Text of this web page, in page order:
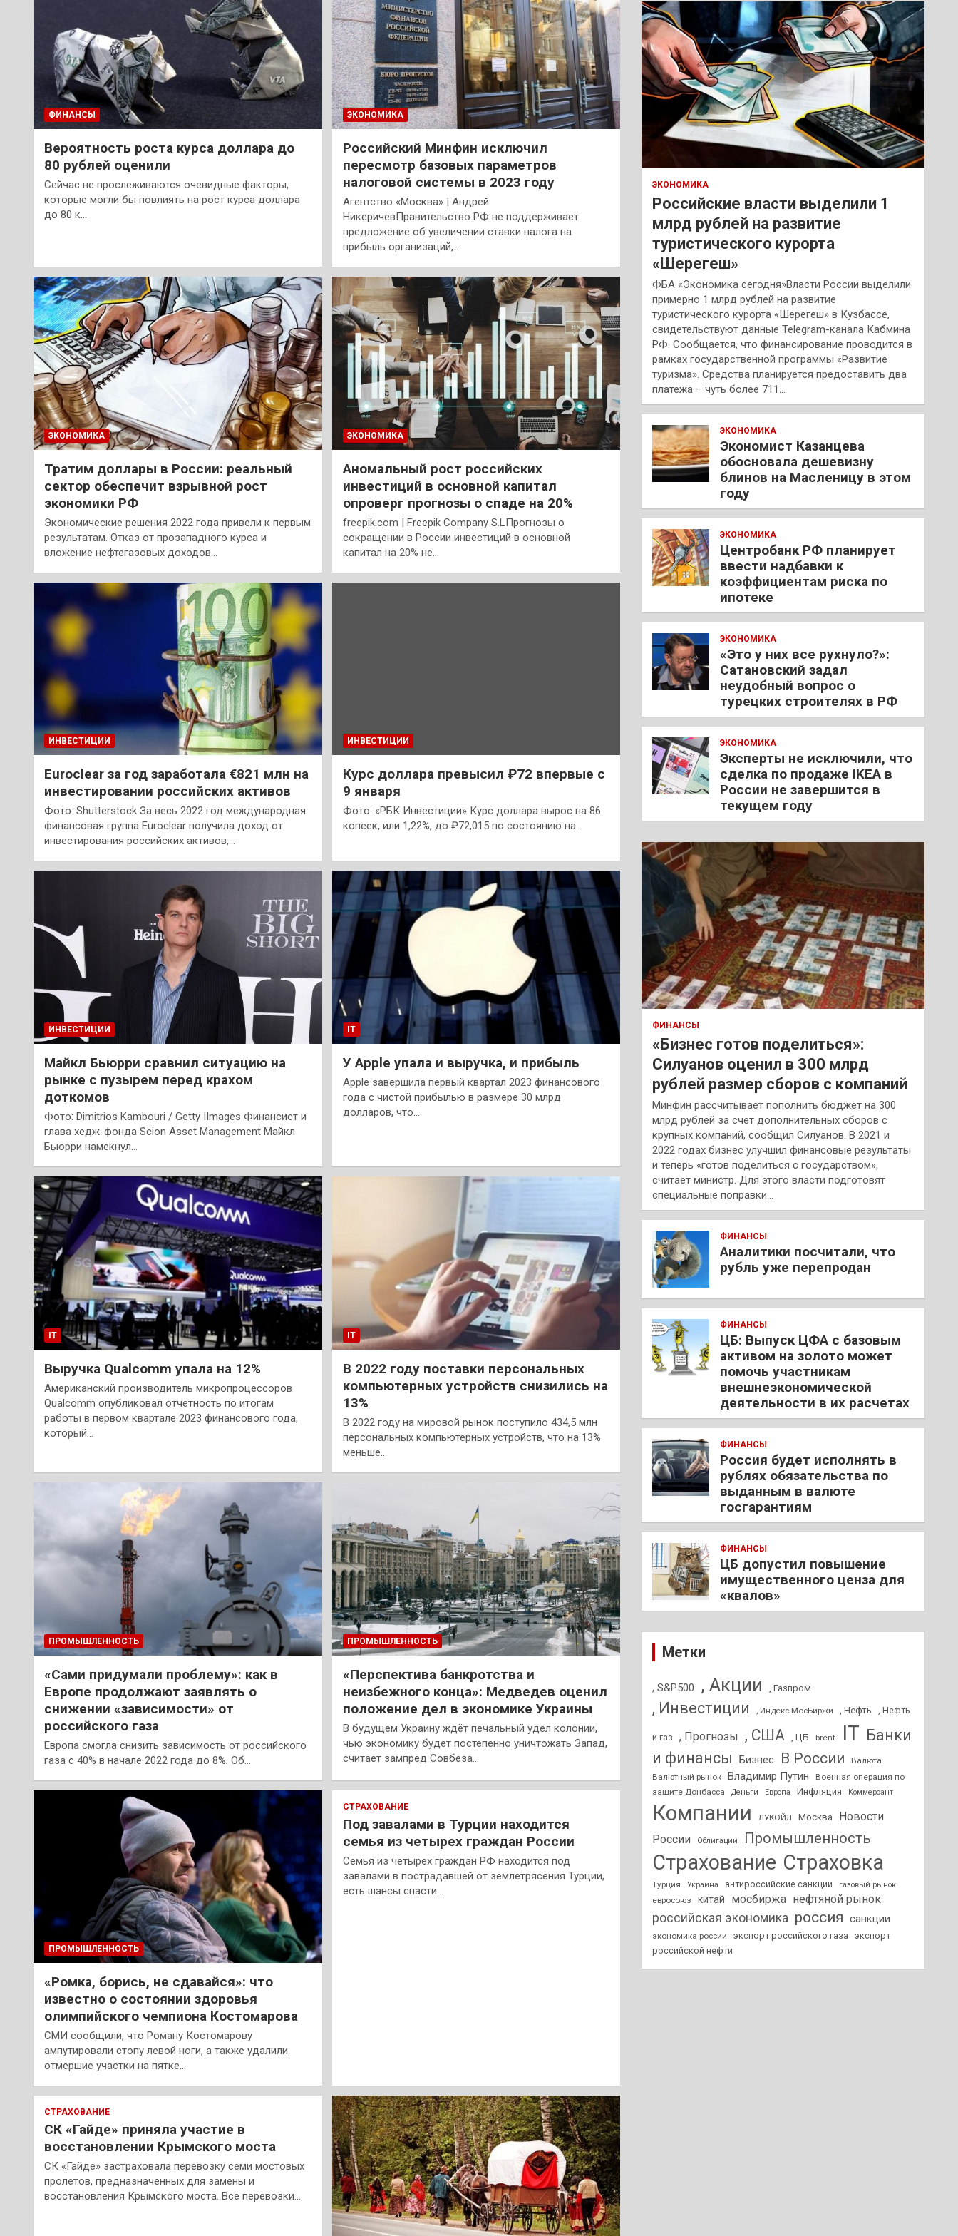
ФИНАНСЫ
Вероятность роста курса доллара до
80 рублей оценили
Сейчас не прослеживаются очевидные факторы,
которые могли бы повлиять на рост курса доллара
до 80 к…
ЭКОНОМИКА
Российский Минфин исключил
пересмотр базовых параметров
налоговой системы в 2023 году
Агентство «Москва» | Андрей
НикеричевПравительство РФ не поддерживает
предложение об увеличении ставки налога на
прибыль организаций,…
ЭКОНОМИКА
Тратим доллары в России: реальный
сектор обеспечит взрывной рост
экономики РФ
Экономические решения 2022 года привели к первым
результатам. Отказ от прозападного курса и
вложение нефтегазовых доходов…
ЭКОНОМИКА
Аномальный рост российских
инвестиций в основной капитал
опроверг прогнозы о спаде на 20%
freepik.com | Freepik Company S.LПрогнозы о
сокращении в России инвестиций в основной
капитал на 20% не…
ИНВЕСТИЦИИ
Euroclear за год заработала €821 млн на
инвестировании российских активов
Фото: Shutterstock За весь 2022 год международная
финансовая группа Euroclear получила доход от
инвестирования российских активов,…
ИНВЕСТИЦИИ
Курс доллара превысил ₽72 впервые с
9 января
Фото: «РБК Инвестиции» Курс доллара вырос на 86
копеек, или 1,22%, до ₽72,015 по состоянию на…
ИНВЕСТИЦИИ
Майкл Бьюрри сравнил ситуацию на
рынке с пузырем перед крахом
доткомов
Фото: Dimitrios Kambouri / Getty IImages Финансист и
глава хедж-фонда Scion Asset Management Майкл
Бьюрри намекнул…
IT
У Apple упала и выручка, и прибыль
Apple завершила первый квартал 2023 финансового
года с чистой прибылью в размере 30 млрд
долларов, что…
IT
Выручка Qualcomm упала на 12%
Американский производитель микропроцессоров
Qualcomm опубликовал отчетность по итогам
работы в первом квартале 2023 финансового года,
который…
IT
В 2022 году поставки персональных
компьютерных устройств снизились на
13%
В 2022 году на мировой рынок поступило 434,5 млн
персональных компьютерных устройств, что на 13%
меньше…
ПРОМЫШЛЕННОСТЬ
«Сами придумали проблему»: как в
Европе продолжают заявлять о
снижении «зависимости» от
российского газа
Европа смогла снизить зависимость от российского
газа с 40% в начале 2022 года до 8%. Об…
ПРОМЫШЛЕННОСТЬ
«Перспектива банкротства и
неизбежного конца»: Медведев оценил
положение дел в экономике Украины
В будущем Украину ждёт печальный удел колонии,
чью экономику будет постепенно уничтожать Запад,
считает зампред Совбеза…
ПРОМЫШЛЕННОСТЬ
«Ромка, борись, не сдавайся»: что
известно о состоянии здоровья
олимпийского чемпиона Костомарова
СМИ сообщили, что Роману Костомарову
ампутировали стопу левой ноги, а также удалили
отмершие участки на пятке…
СТРАХОВАНИЕ
Под завалами в Турции находится
семья из четырех граждан России
Семья из четырех граждан РФ находится под
завалами в пострадавшей от землетрясения Турции,
есть шансы спасти…
СТРАХОВАНИЕ
СК «Гайде» приняла участие в
восстановлении Крымского моста
СК «Гайде» застраховала перевозку семи мостовых
пролетов, предназначенных для замены и
восстановления Крымского моста. Все перевозки…
к
ЭКОНОМИКА
Российские власти выделили 1
млрд рублей на развитие
туристического курорта
«Шерегеш»
ФБА «Экономика сегодня»Власти России выделили
примерно 1 млрд рублей на развитие
туристического курорта «Шерегеш» в Кузбассе,
свидетельствуют данные Telegram-канала Кабмина
РФ. Сообщается, что финансирование проводится в
рамках государственной программы «Развитие
туризма». Средства планируется предоставить два
платежа – чуть более 711…
ЭКОНОМИКА
Экономист Казанцева
обосновала дешевизну
блинов на Масленицу в этом
году
ЭКОНОМИКА
Центробанк РФ планирует
ввести надбавки к
коэффициентам риска по
ипотеке
ЭКОНОМИКА
«Это у них все рухнуло?»:
Сатановский задал
неудобный вопрос о
турецких строителях в РФ
ЭКОНОМИКА
Эксперты не исключили, что
сделка по продаже IKEA в
России не завершится в
текущем году
ФИНАНСЫ
«Бизнес готов поделиться»:
Силуанов оценил в 300 млрд
рублей размер сборов с компаний
Минфин рассчитывает пополнить бюджет на 300
млрд рублей за счет дополнительных сборов с
крупных компаний, сообщил Силуанов. В 2021 и
2022 годах бизнес улучшил финансовые результаты
и теперь «готов поделиться с государством»,
считает министр. Для этого власти подготовят
специальные поправки…
ФИНАНСЫ
Аналитики посчитали, что
рубль уже перепродан
ФИНАНСЫ
ЦБ: Выпуск ЦФА с базовым
активом на золото может
помочь участникам
внешнеэкономической
деятельности в их расчетах
ФИНАНСЫ
Россия будет исполнять в
рублях обязательства по
выданным в валюте
госгарантиям
ФИНАНСЫ
ЦБ допустил повышение
имущественного ценза для
«квалов»
Метки
, S&P500 , Акции , Газпром
, Инвестиции , Индекс МосБиржи , Нефть , Нефть
и газ , Прогнозы , США , ЦБ brent IT Банки
и финансы
Бизнес В России
Валюта
Валютный рынок
Владимир Путин
Военная операция по
защите Донбасса
Деньги Европа Инфляция Коммерсант
Компании ЛУКОЙЛ Москва
Новости
России
Облигации Промышленность
Страхование Страховка
Турция Украина антироссийские санкции газовый рынок
евросоюз китай мосбиржа нефтяной рынок
российская экономика россия санкции
экономика россии экспорт российского газа
экспорт
российской нефти